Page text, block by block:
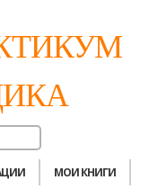
МОИ КНИГИ